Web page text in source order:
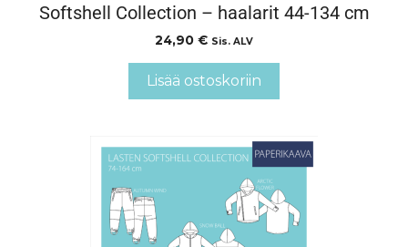
Softshell Collection – haalarit 44-134 cm
24,90 € Sis. ALV
Lisää ostoskoriin